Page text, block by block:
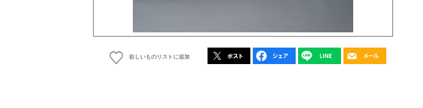
欲しいものリストに追加